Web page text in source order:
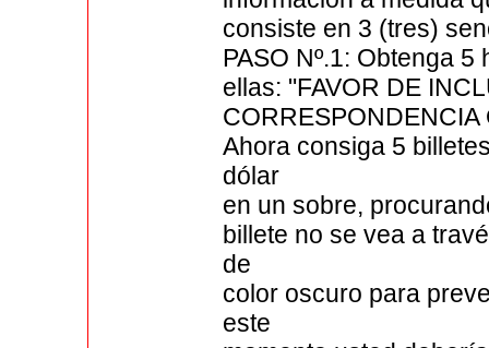
consiste en 3 (tres)
PASO Nº.1: Obtenga
ellas: "FAVOR DE
CORRESPONDENCIA
Ahora consiga 5
dólar
en un sobre,
billete no se vea a
de
color oscuro para
este